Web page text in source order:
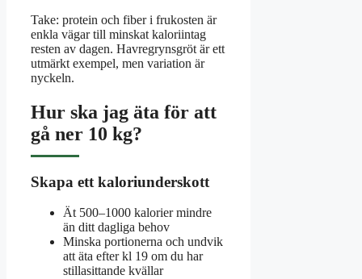
Take: protein och fiber i frukosten är
enkla vägar till minskat kaloriintag
resten av dagen. Havregrynsgröt är ett
utmärkt exempel, men variation är
nyckeln.
Hur ska jag äta för att
gå ner 10 kg?
Skapa ett kaloriunderskott
Ät 500–1000 kalorier mindre
än ditt dagliga behov
Minska portionerna och undvik
att äta efter kl 19 om du har
stillasittande kvällar